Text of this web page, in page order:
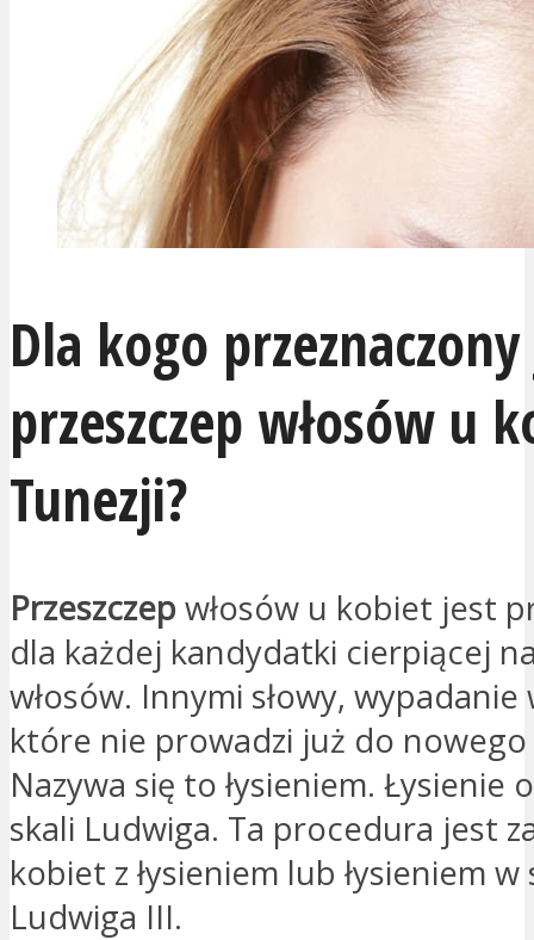
Dla kogo
przeszczep włosów u
Tunezji?
Przeszczep włosów u kobiet jest
dla każdej kandydatki cierpiącej
włosów. Innymi słowy, wypadanie
które nie prowadzi już do
Nazywa się to łysieniem. Łysienie
skali Ludwiga. Ta procedura jest
kobiet z łysieniem lub łysieniem w
Ludwiga III.